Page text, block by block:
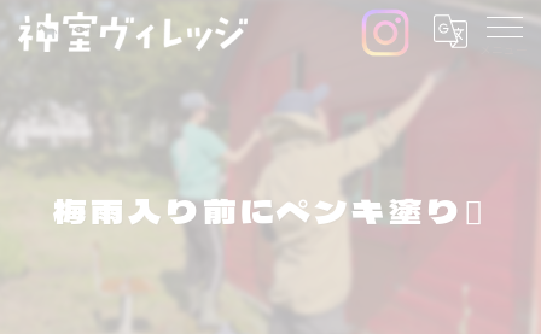
梅雨入り前にペンキ塗り🫟